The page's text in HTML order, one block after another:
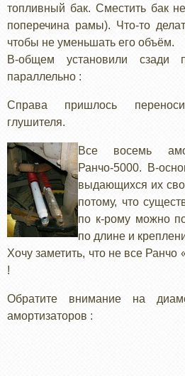
топливный бак. Сместить бак
поперечина рамы). Что-то
чтобы не уменьшать его объём.
В-общем установили сзади
параллельно :
Справа пришлось
глушителя.
Все восемь
Ранчо-5000. В-
выдающихся их
потому, что
по к-рому можно
по длине и
Хочу заметить, что не все
!
Обратите внимание на
амортизаторов :